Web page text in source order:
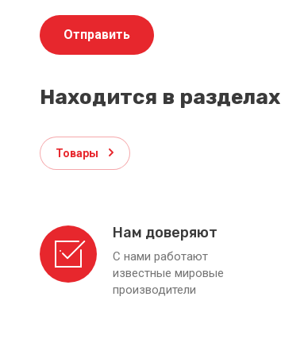
Отправить
Находится в разделах
Товары
Нам доверяют
С нами работают
известные мировые
производители